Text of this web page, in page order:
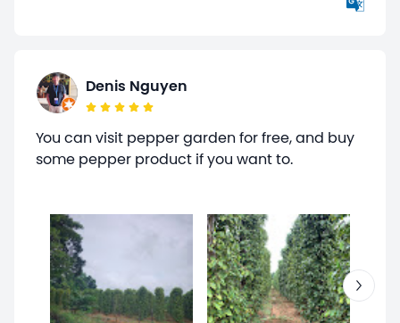
Denis Nguyen
You can visit pepper garden for free, and buy
some pepper product if you want to.